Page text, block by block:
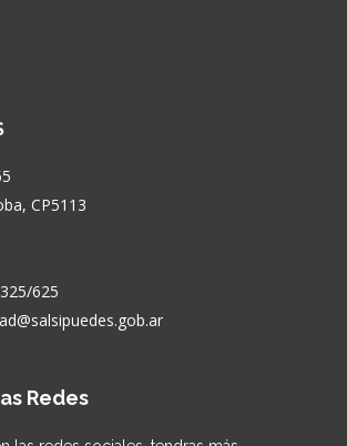
CP5113
625
Redes